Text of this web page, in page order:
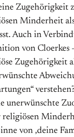
Zugehörigkeit
Minderheit
Auch in
von Cloerkes
Zugehörigkeit
unerwünschte
religiösen
von ‚deine